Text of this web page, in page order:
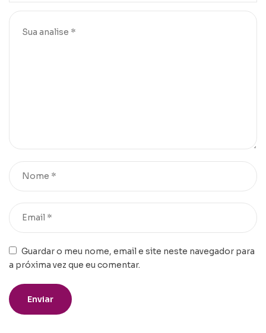
Guardar o meu nome, email e site neste navegador para
a próxima vez que eu comentar.